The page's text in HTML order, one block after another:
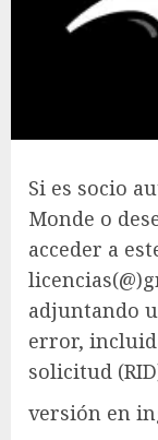
Si es socio
Monde o
acceder a
adjuntando
error,
solicitud
versión en